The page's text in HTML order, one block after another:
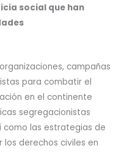
social que han
campañas
para combatir el
en el continente
segregacionistas
como las estrategias de
derechos civiles en